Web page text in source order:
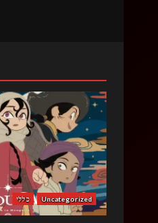
Uncategorized כללי